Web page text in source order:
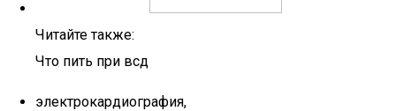
Читайте также:
Что пить при всд
электрокардиография,